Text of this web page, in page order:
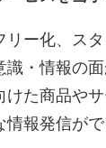
リー化、ス
識・情報の
た商品や
報発信が